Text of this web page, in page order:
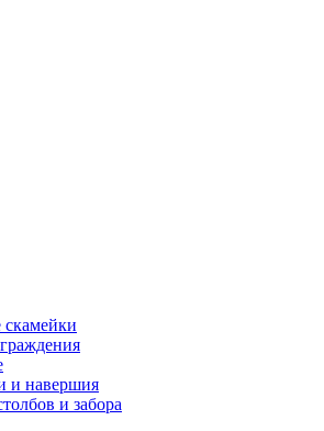
скамейки
и навершия
и забора